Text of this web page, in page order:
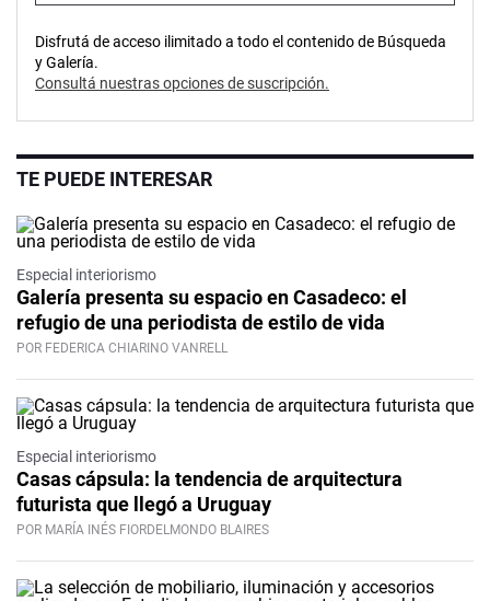
Disfrutá de acceso ilimitado a todo el contenido de Búsqueda
y Galería.
Consultá nuestras opciones de suscripción.
TE PUEDE INTERESAR
Especial interiorismo
Galería presenta su espacio en Casadeco: el
refugio de una periodista de estilo de vida
POR FEDERICA CHIARINO VANRELL
Especial interiorismo
Casas cápsula: la tendencia de arquitectura
futurista que llegó a Uruguay
POR MARÍA INÉS FIORDELMONDO BLAIRES